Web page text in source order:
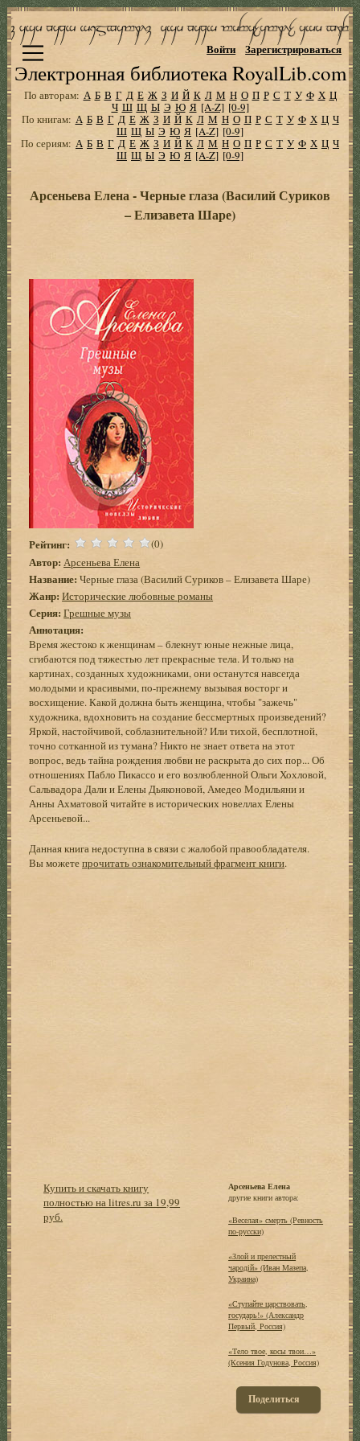
Электронная библиотека RoyalLib.com
Войти Зарегистрироваться
По авторам: А Б В Г Д Е Ж З И Й К Л М Н О П Р С Т У Ф Х Ц
Ч Ш Щ Ы Э Ю Я [A-Z] [0-9]
По книгам: А Б В Г Д Е Ж З И Й К Л М Н О П Р С Т У Ф Х Ц Ч
Ш Щ Ы Э Ю Я [A-Z] [0-9]
По сериям: А Б В Г Д Е Ж З И Й К Л М Н О П Р С Т У Ф Х Ц Ч
Ш Щ Ы Э Ю Я [A-Z] [0-9]
Арсеньева Елена - Черные глаза (Василий Суриков
– Елизавета Шаре)
Рейтинг: (0)
Автор: Арсеньева Елена
Название: Черные глаза (Василий Суриков – Елизавета Шаре)
Жанр: Исторические любовные романы
Серия: Грешные музы
Аннотация:
Время жестоко к женщинам – блекнут юные нежные лица,
сгибаются под тяжестью лет прекрасные тела. И только на
картинах, созданных художниками, они останутся навсегда
молодыми и красивыми, по-прежнему вызывая восторг и
восхищение. Какой должна быть женщина, чтобы "зажечь"
художника, вдохновить на создание бессмертных произведений?
Яркой, настойчивой, соблазнительной? Или тихой, бесплотной,
точно сотканной из тумана? Никто не знает ответа на этот
вопрос, ведь тайна рождения любви не раскрыта до сих пор... Об
отношениях Пабло Пикассо и его возлюбленной Ольги Хохловой,
Сальвадора Дали и Елены Дьяконовой, Амедео Модильяни и
Анны Ахматовой читайте в исторических новеллах Елены
Арсеньевой...
Данная книга недоступна в связи с жалобой правообладателя.
Вы можетепрочитать ознакомительный фрагмент книги.
Купить и скачать книгу
полностью на litres.ru за 19,99
руб.
Арсеньева Елена
другие книги автора:
«Веселая» смерть (Ревность
по-русски)
«Злой и прелестный
чародiй» (Иван Мазепа,
Украина)
«Ступайте царствовать,
государь!» (Александр
Первый, Россия)
«Тело твое, косы твои…»
(Ксения Годунова, Россия)
Поделиться